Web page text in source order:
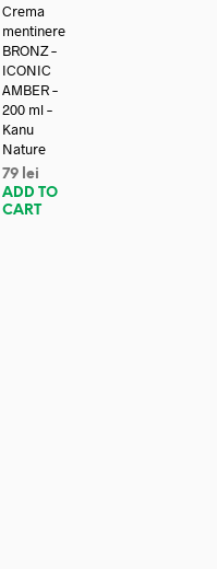
Crema
mentinere
BRONZ –
ICONIC
AMBER –
200 ml –
Kanu
Nature
79 lei
ADD TO
CART